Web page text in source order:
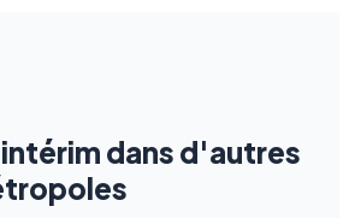
dans d'autres